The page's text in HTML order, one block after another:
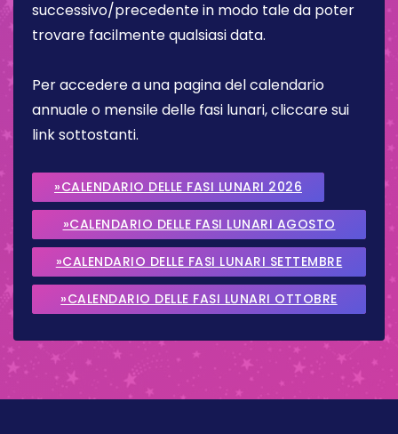
successivo/precedente in modo tale da poter
trovare facilmente qualsiasi data.
Per accedere a una pagina del calendario
annuale o mensile delle fasi lunari, cliccare sui
link sottostanti.
»CALENDARIO DELLE FASI LUNARI 2026
»CALENDARIO DELLE FASI LUNARI AGOSTO
2026
»CALENDARIO DELLE FASI LUNARI SETTEMBRE
2026
»CALENDARIO DELLE FASI LUNARI OTTOBRE